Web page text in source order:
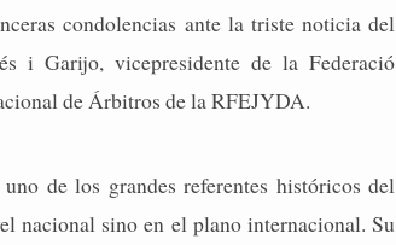
condolencias ante la triste noticia del
i Garijo, vicepresidente de la Federació
de Árbitros de la RFEJYDA.
de los grandes referentes históricos del
nacional sino en el plano internacional. Su